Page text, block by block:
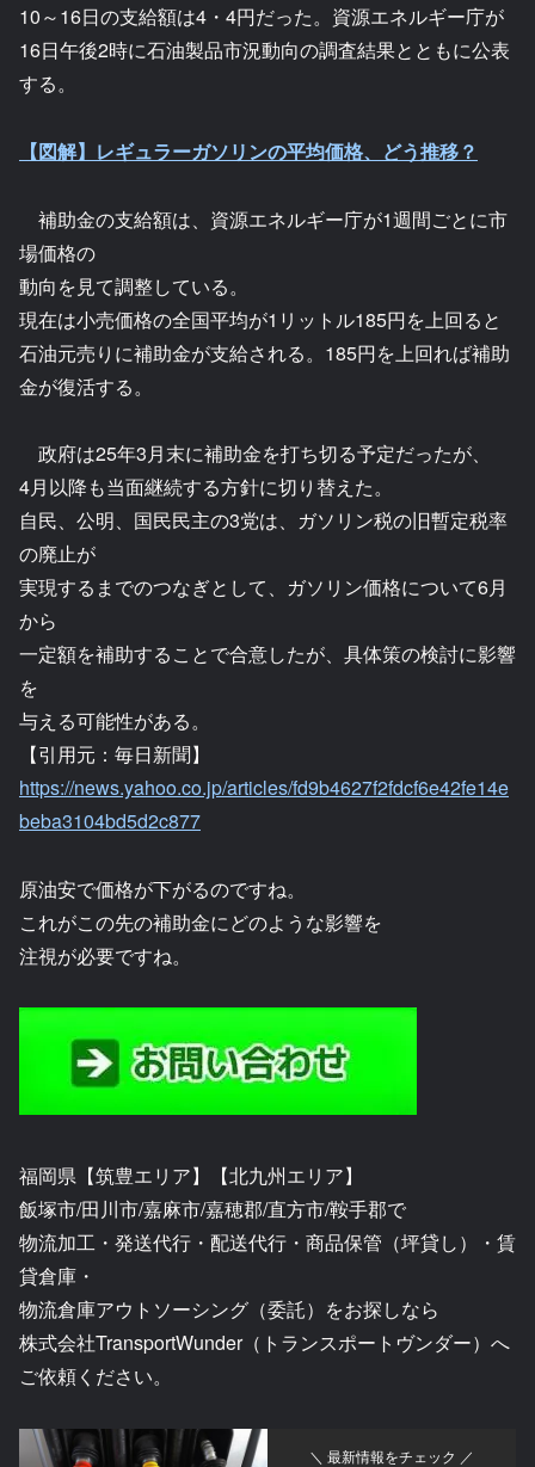
10～16日の支給額は4・4円だった。資源エネルギー庁が
16日午後2時に石油製品市況動向の調査結果とともに公表
する。
【図解】レギュラーガソリンの平均価格、どう推移？
補助金の支給額は、資源エネルギー庁が1週間ごとに市
場価格の
動向を見て調整している。
現在は小売価格の全国平均が1リットル185円を上回ると
石油元売りに補助金が支給される。185円を上回れば補助
金が復活する。
政府は25年3月末に補助金を打ち切る予定だったが、
4月以降も当面継続する方針に切り替えた。
自民、公明、国民民主の3党は、ガソリン税の旧暫定税率
の廃止が
実現するまでのつなぎとして、ガソリン価格について6月
から
一定額を補助することで合意したが、具体策の検討に影響
を
与える可能性がある。
【引用元：毎日新聞】
https://news.yahoo.co.jp/articles/fd9b4627f2fdcf6e42fe14e
beba3104bd5d2c877
原油安で価格が下がるのですね。
これがこの先の補助金にどのような影響を
注視が必要ですね。
福岡県【筑豊エリア】【北九州エリア】
飯塚市/田川市/嘉麻市/嘉穂郡/直方市/鞍手郡で
物流加工・発送代行・配送代行・商品保管（坪貸し）・賃
貸倉庫・
物流倉庫アウトソーシング（委託）をお探しなら
株式会社TransportWunder（トランスポートヴンダー）へ
ご依頼ください。
＼ 最新情報をチェック ／